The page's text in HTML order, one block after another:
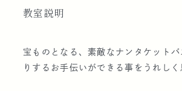
教室説明
宝ものとなる、素敵なナンタケット
りするお手伝いができる事をうれしく